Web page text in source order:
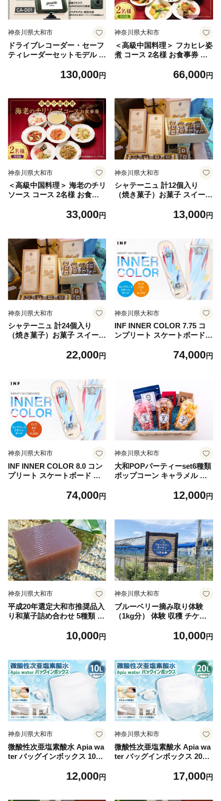
神奈川県大和市
ドライブレコーダー・セーフ
ティレーダーセットモデル C
ット SDカード付 360°録画 カ
130,000円
神奈川県大和市
＜高級中国料理＞ フカヒレ姿
煮 コース 2名様 お食事券 コ
66,000円
神奈川県大和市
＜高級中国料理＞ 海老のチリ
ソース コース 2名様 お食事
33,000円
神奈川県大和市
シャテーニュ 計12個入り
（焼き菓子）お菓子 スイーツ
13,000円
神奈川県大和市
シャテーニュ 計24個入り
（焼き菓子）お菓子 スイーツ
22,000円
神奈川県大和市
INF INNER COLOR 7.75 コ
ンプリート スケートボード
74,000円
神奈川県大和市
INF INNER COLOR 8.0 コン
プリート スケートボード ス
74,000円
神奈川県大和市
大和POPパーティーset6種類
ポップコーン キャラメル い
キャラメル ドリップコーヒー
ト お菓子 パーティー パーテ
ィーセット 神奈川県 大和市
12,000円
神奈川県大和市
平成20年選定大和市推奨品入
り和菓子詰め合わせ 5種類 和
どら焼き 最中 栗最中 大和音
10,000円
神奈川県大和市
ブルーベリー摘み取り体験
（1kg分） 体験 収穫 チケッ
10,000円
神奈川県大和市
微酸性次亜塩素酸水 Apia wa
ter バッグインボックス 10L
12,000円
神奈川県大和市
微酸性次亜塩素酸水 Apia wa
ter バッグインボックス 20L
17,000円